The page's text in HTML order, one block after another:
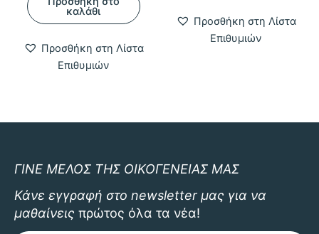
καλάθι
Προσθήκη στη Λίστα
Επιθυμιών
έχει
Προσθήκη στη Λίστα
Επιθυμιών
ΓΙΝΕ ΜΕΛΟΣ ΤΗΣ ΟΙΚΟΓΕΝΕΙΑΣ ΜΑΣ
Κάνε εγγραφή στο newsletter μας για να
μαθαίνεις πρώτος όλα τα νέα!